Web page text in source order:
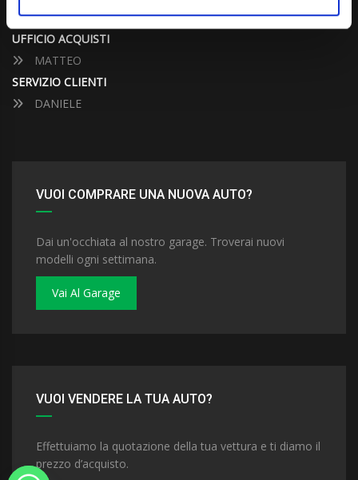
ALESSANDRO
UFFICIO ACQUISTI
MATTEO
SERVIZIO CLIENTI
DANIELE
VUOI COMPRARE UNA NUOVA AUTO?
Dai un'occhiata al nostro garage. Troverai nuovi
modelli ogni settimana.
Vai Al Garage
VUOI VENDERE LA TUA AUTO?
Effettuiamo la quotazione della tua vettura e ti diamo il
prezzo d’acquisto.